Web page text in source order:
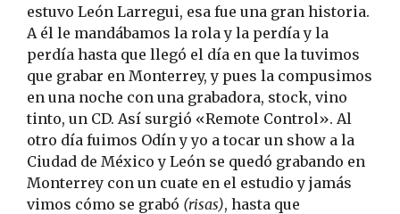
estuvo León Larregui, esa fue una gran historia.
A él le mandábamos la rola y la perdía y la
perdía hasta que llegó el día en que la tuvimos
que grabar en Monterrey, y pues la compusimos
en una noche con una grabadora, stock, vino
tinto, un CD. Así surgió «Remote Control». Al
otro día fuimos Odín y yo a tocar un show a la
Ciudad de México y León se quedó grabando en
Monterrey con un cuate en el estudio y jamás
vimos cómo se grabó (risas), hasta que